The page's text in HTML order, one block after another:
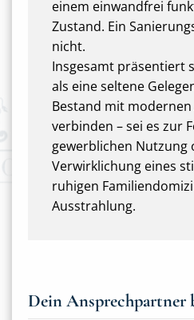
einem einwandfrei
Zustand. Ein
nicht.
Insgesamt präsentiert
als eine seltene
Bestand mit
verbinden – sei es zur
gewerblichen Nutzung
Verwirklichung eines
ruhigen
Ausstrahlung.
Dein Ansprechpartner